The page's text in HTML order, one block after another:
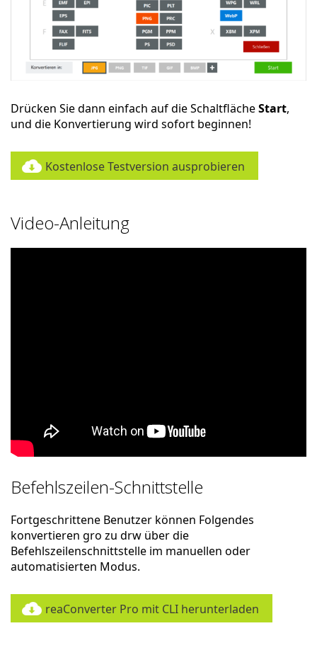
Drücken Sie dann einfach auf die SchaltflächeStart,
und die Konvertierung wird sofort beginnen!
Kostenlose Testversion ausprobieren
Video-Anleitung
Befehlszeilen-Schnittstelle
Fortgeschrittene Benutzer können Folgendes
konvertieren gro zu drw über die
Befehlszeilenschnittstelle im manuellen oder
automatisierten Modus.
reaConverter Pro mit CLI herunterladen